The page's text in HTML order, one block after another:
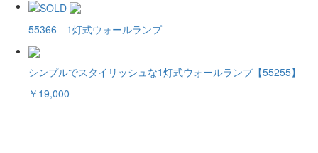
55366 1灯式ウォールランプ
シンプルでスタイリッシュな1灯式ウォールランプ【55255】
￥19,000